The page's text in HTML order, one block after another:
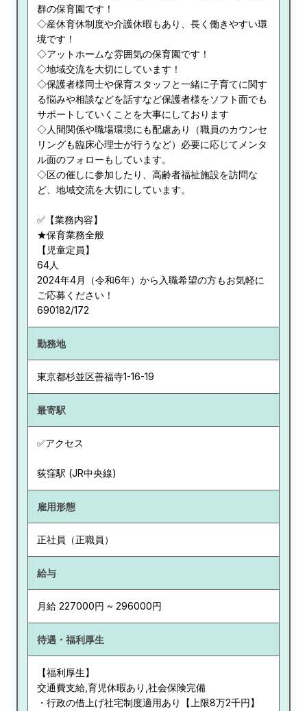
群の保育園です！
◇産休育休制度や介護休暇もあり、長く働きやすい環
境です！
◇アットホームな雰囲気の保育園です！
◇地域交流を大切にしています！
◇保護者様同士や保育スタッフと一緒に子育てに関す
る悩みや相談などを話すなど保護者様をソフト面でも
サポートしていくことを大事にしております
◇人間関係や職場環境にも配慮あり（職員のカウンセ
リングも臨床心理士が行うなど）必要に応じてメンタ
ル面のフォローもしています。
◇区の催しに参加したり、高齢者福祉施設を訪問な
ど、地域交流を大切にしています。
✅【業務内容】
★保育業務全般
【児童定員】
64人
2024年4月（令和6年）から入職希望の方もお気軽に
ご応募ください！
690182/172
勤務地
東京都杉並区善福寺1-16-19
最寄駅
✅アクセス
荻窪駅 (JR中央線)
雇用形態
正社員（正職員）
給与
月給 227000円 ~ 296000円
待遇・福利厚生
【福利厚生】
交通費支給,育児休暇あり,社会保険完備
・行政の借上げ社宅制度適用あり【上限8万2千円】